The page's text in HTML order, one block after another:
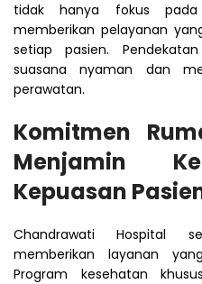
tidak hanya fokus
memberikan pelayanan
setiap pasien.
suasana nyaman dan
perawatan.
Komitmen
Menjamin
Kepuasan
Chandrawati Hospital
memberikan layanan
Program kesehatan